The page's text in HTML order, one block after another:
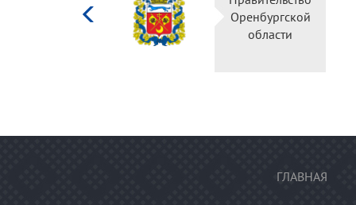
культуры
Российской
ГЛАВНАЯ